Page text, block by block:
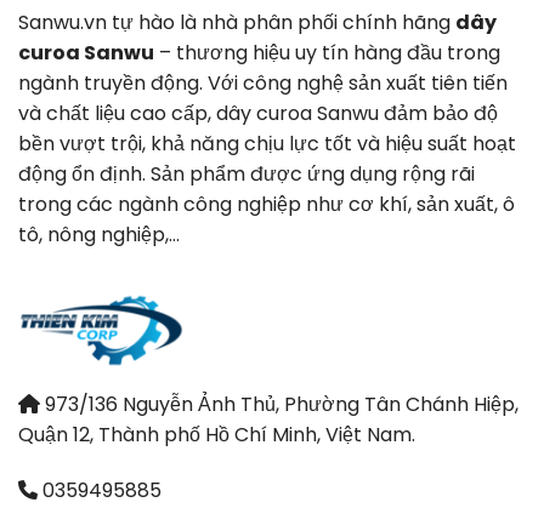
Sanwu.vn tự hào là nhà phân phối chính hãng dây
curoa Sanwu – thương hiệu uy tín hàng đầu trong
ngành truyền động. Với công nghệ sản xuất tiên tiến
và chất liệu cao cấp, dây curoa Sanwu đảm bảo độ
bền vượt trội, khả năng chịu lực tốt và hiệu suất hoạt
động ổn định. Sản phẩm được ứng dụng rộng rãi
trong các ngành công nghiệp như cơ khí, sản xuất, ô
tô, nông nghiệp,…
973/136 Nguyễn Ảnh Thủ, Phường Tân Chánh Hiệp,
Quận 12, Thành phố Hồ Chí Minh, Việt Nam.
0359495885